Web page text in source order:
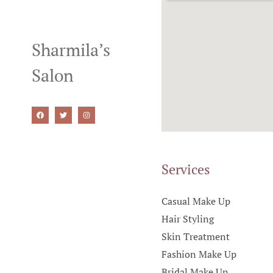
Sharmila’s
Salon
Services
Casual Make Up
Hair Styling
Skin Treatment
Fashion Make Up